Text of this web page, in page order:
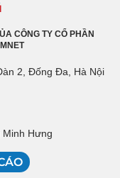
CÔNG TY CỔ PHẦN
2, Đống Đa, Hà Nội
Hưng